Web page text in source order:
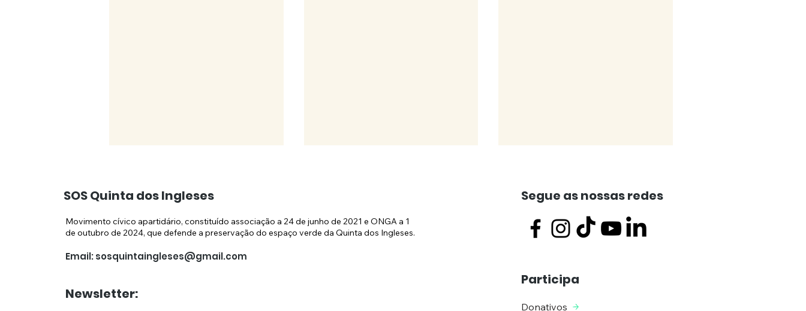
CMC inicia manobra de
capote"
Público requer a
SOS Quinta dos Ingleses
Movimento cívico apartidário, constituído associação a 24 de junho de 2021 e ONGA a 1
de outubro de 2024, que defende a preservação do espaço verde da Quinta dos Ingleses.
Email:sosquintaingleses@gmail.com
Newsletter:
Segue as nossas redes
Participa
Donativos